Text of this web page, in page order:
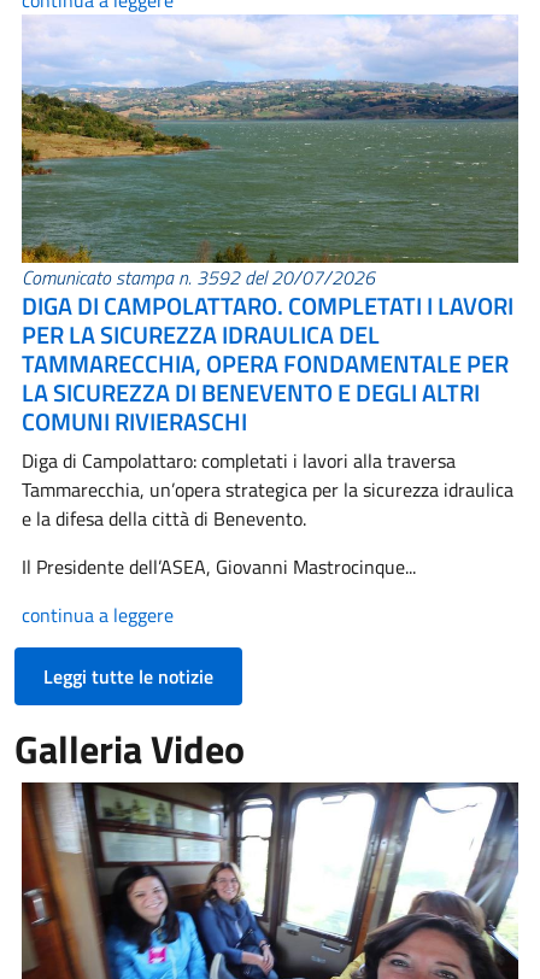
Comunicato stampa n. 3592 del 20/07/2026
DIGA DI CAMPOLATTARO. COMPLETATI I LAVORI
PER LA SICUREZZA IDRAULICA DEL
TAMMARECCHIA, OPERA FONDAMENTALE PER
LA SICUREZZA DI BENEVENTO E DEGLI ALTRI
COMUNI RIVIERASCHI
Diga di Campolattaro: completati i lavori alla traversa
Tammarecchia, un’opera strategica per la sicurezza idraulica
e la difesa della città di Benevento.
Il Presidente dell’ASEA, Giovanni Mastrocinque...
continua a leggere
Leggi tutte le notizie
Galleria Video